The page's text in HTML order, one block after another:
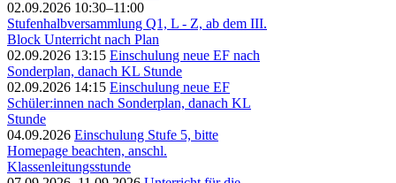
02.09.2026 10:30–11:00
Stufenhalbversammlung Q1, L - Z, ab dem III.
Block Unterricht nach Plan
02.09.2026 13:15 Einschulung neue EF nach
Sonderplan, danach KL Stunde
02.09.2026 14:15 Einschulung neue EF
Schüler:innen nach Sonderplan, danach KL
Stunde
04.09.2026 Einschulung Stufe 5, bitte
Homepage beachten, anschl.
Klassenleitungsstunde